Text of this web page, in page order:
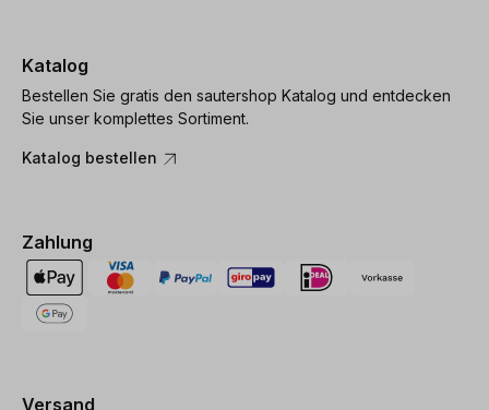
Katalog
Bestellen Sie gratis den sautershop Katalog und entdecken
Sie unser komplettes Sortiment.
Katalog bestellen
Zahlung
Versand